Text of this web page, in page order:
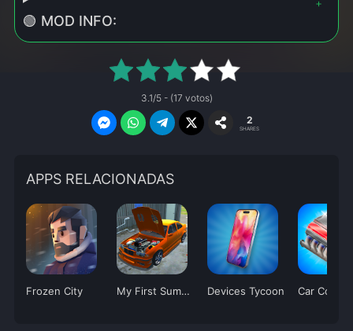
🟢 MOD INFO:
3.1/5 - (17 votos)
2
SHARES
APPS RELACIONADAS
Frozen City My First Summer Car: Mechanic Devices Tycoon